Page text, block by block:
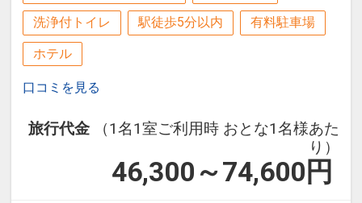
洗浄付トイレ 駅徒歩5分以内 有料駐車場
ホテル
口コミを見る
旅行代金
（1名1室ご利用時 おとな1名様あた
り）
46,300～74,600 円